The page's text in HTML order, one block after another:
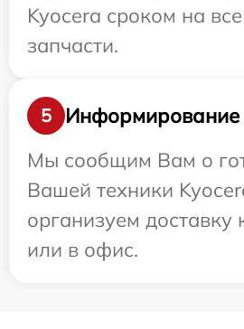
Kyocera сроком на
запчасти.
5
Информирование
Мы сообщим Вам о
Вашей техники
организуем доставку
или в офис.